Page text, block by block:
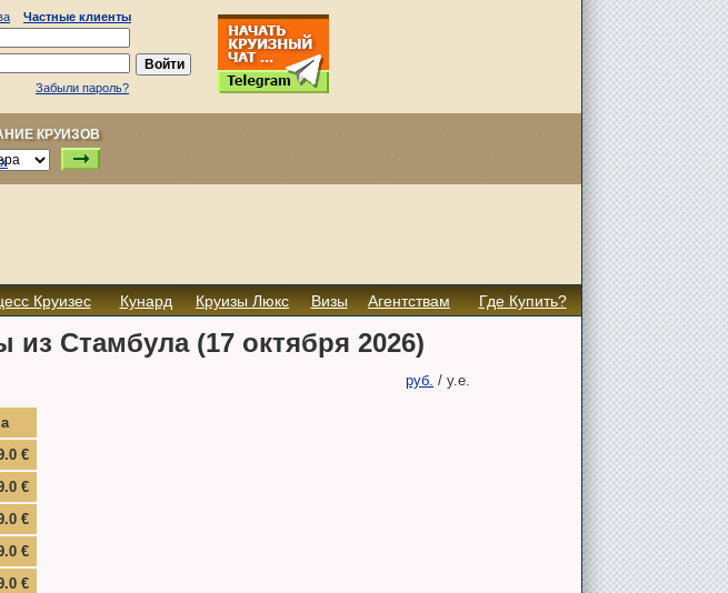
Частные клиенты
Забыли пароль?
КРУИЗОВ
Круизес Кунард Круизы Люкс Визы Агентствам Где Купить?
Стамбула (17 октября 2026)
руб. / у.е.
€
€
€
€
€